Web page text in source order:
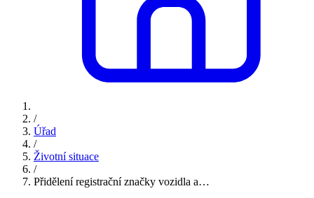
/
Úřad
/
Životní situace
/
Přidělení registrační značky vozidla a…